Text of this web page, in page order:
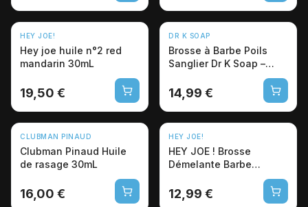
HEY JOE!
Hey joe huile n°2 red
mandarin 30mL
19,50 €
DR K SOAP
Brosse à Barbe Poils
Sanglier Dr K Soap –
14,99 €
CLUBMAN PINAUD
Clubman Pinaud Huile
de rasage 30mL
16,00 €
HEY JOE!
HEY JOE ! Brosse
Démelante Barbe
12,99 €